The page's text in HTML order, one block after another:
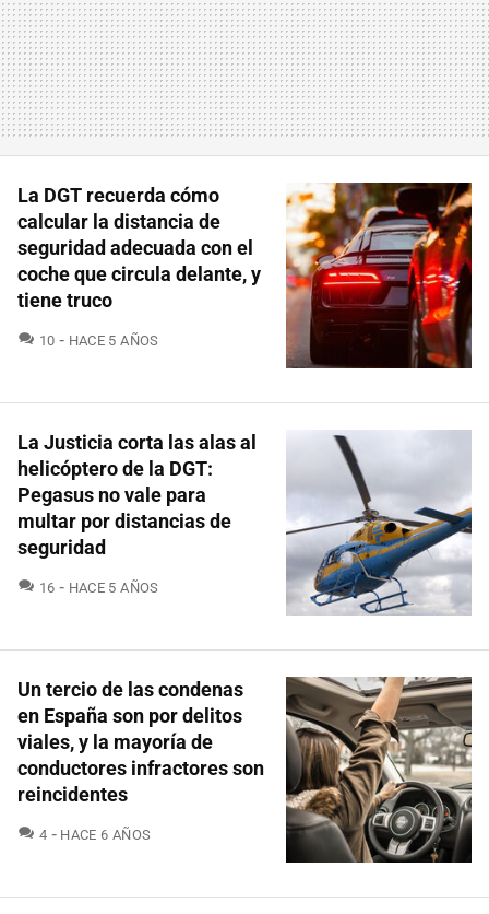
La DGT recuerda cómo
calcular la distancia de
seguridad adecuada con el
coche que circula delante, y
tiene truco
10 COMENTARIOS
HACE 5 AÑOS
La Justicia corta las alas al
helicóptero de la DGT:
Pegasus no vale para
multar por distancias de
seguridad
16 COMENTARIOS
HACE 5 AÑOS
Un tercio de las condenas
en España son por delitos
viales, y la mayoría de
conductores infractores son
reincidentes
4 COMENTARIOS
HACE 6 AÑOS